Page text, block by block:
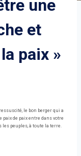
une
et
paix »
le bon berger qui a
paix de paix entre dans votre
les peuples, à toute la terre.